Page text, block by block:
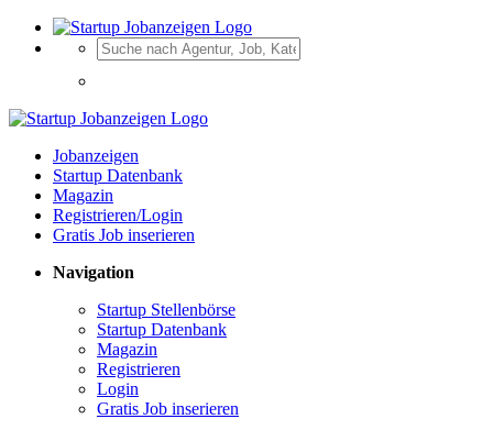
Jobanzeigen
Startup Datenbank
Magazin
Registrieren/Login
Gratis Job inserieren
Navigation
Startup Stellenbörse
Startup Datenbank
Magazin
Registrieren
Login
Gratis Job inserieren